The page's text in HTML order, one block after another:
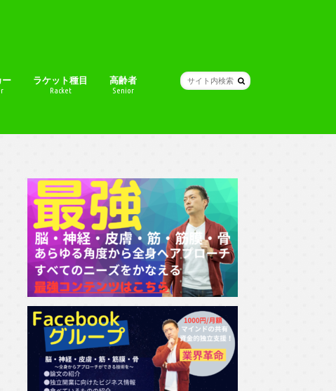
ー ラケット種目
Racket
高齢者
Senior